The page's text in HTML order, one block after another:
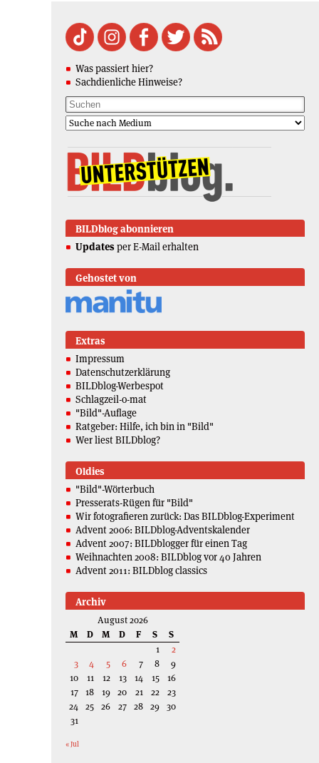
Was passiert hier?
Sachdienliche Hinweise?
BILDblog abonnieren
Updates per E-Mail erhalten
Gehostet von
Extras
Impressum
Datenschutzerklärung
BILDblog-Werbespot
Schlagzeil-o-mat
"Bild"-Auflage
Ratgeber: Hilfe, ich bin in "Bild"
Wer liest BILDblog?
Oldies
"Bild"-Wörterbuch
Presserats-Rügen für "Bild"
Wir fotografieren zurück: Das BILDblog-Experiment
Advent 2006: BILDblog-Adventskalender
Advent 2007: BILDblogger für einen Tag
Weihnachten 2008: BILDblog vor 40 Jahren
Advent 2011: BILDblog classics
Archiv
August 2026
M
D M D F S
S
1
2
3
4 5 6 7 8
9
10
11 12 13 14 15
16
17 18 19 20 21 22
23
24 25 26 27 28 29 30
31
« Jul